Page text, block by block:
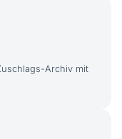
Archiv mit